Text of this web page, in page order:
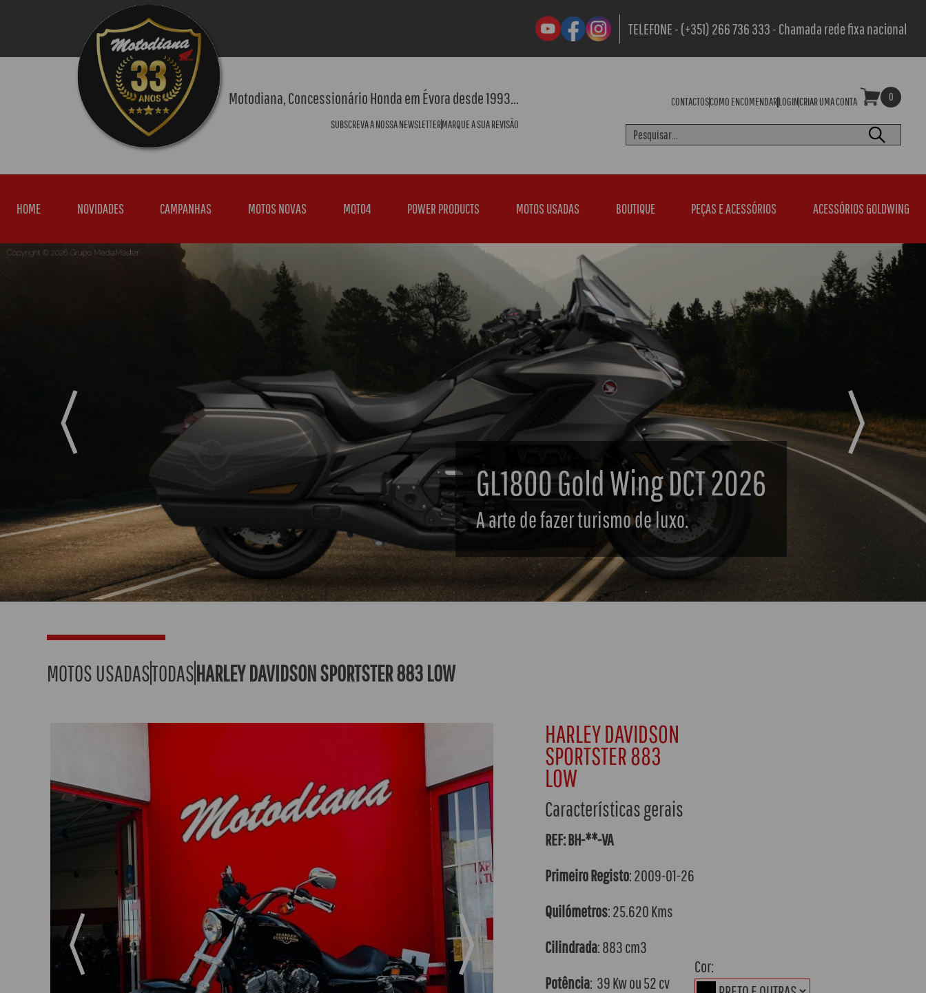
TELEFONE - (+351) 266 736 333 - Chamada rede fixa nacional
Motodiana, Concessionário Honda em Évora desde 1993...
SUBSCREVA A NOSSA NEWSLETTERMARQUE A SUA REVISÃO
CONTACTOSCOMO ENCOMENDARLOGINCRIAR UMA CONTA 0
HOME NOVIDADES CAMPANHAS MOTOS NOVAS MOTO4 POWER PRODUCTS MOTOS USADAS BOUTIQUE PEÇAS E ACESSÓRIOS ACESSÓRIOS GOLDWING
CRF1100L Africa Twin Adventure Sports 2026
A essência do turismo de aventura.
Previous Next
MOTOS USADASTODASHARLEY DAVIDSON SPORTSTER 883 LOW
HARLEY DAVIDSON
SPORTSTER 883
LOW
Características gerais
REF: BH-**-VA
Primeiro Registo: 2009-01-26
Quilómetros: 25.620 Kms
Cilindrada: 883 cm3
Potência: 39 Kw ou 52 cv
Cor: